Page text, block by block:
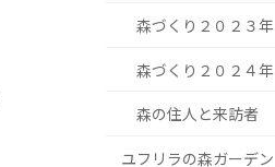
森づくり２０２３年
森づくり２０２４年
森の住人と来訪者
ユフリラの森ガーデン